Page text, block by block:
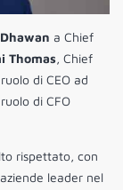
a Chief
Thomas, Chief
di CEO ad
di CFO
rispettato, con
leader nel